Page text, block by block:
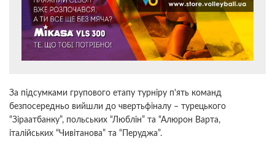
За підсумками групового етапу турніру п'ять команд
безпосередньо вийшли до чвертьфіналу – турецького
“Зіраатбанку”, польських “Люблін” та “Алюрон Варта,
італійських “Чивітанова” та “Перуджа”.